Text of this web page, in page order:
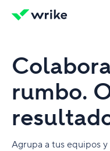
rumbo.
Agrupa a tus equipos